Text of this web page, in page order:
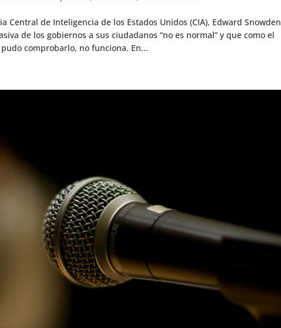
Central de Inteligencia de los Estados Unidos (CIA), Edward Snowden
de los gobiernos a sus ciudadanos “no es normal” y que como el
comprobarlo, no funciona. En...